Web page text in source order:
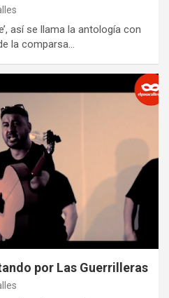
así se llama la antología con
la comparsa…
por Las Guerrilleras